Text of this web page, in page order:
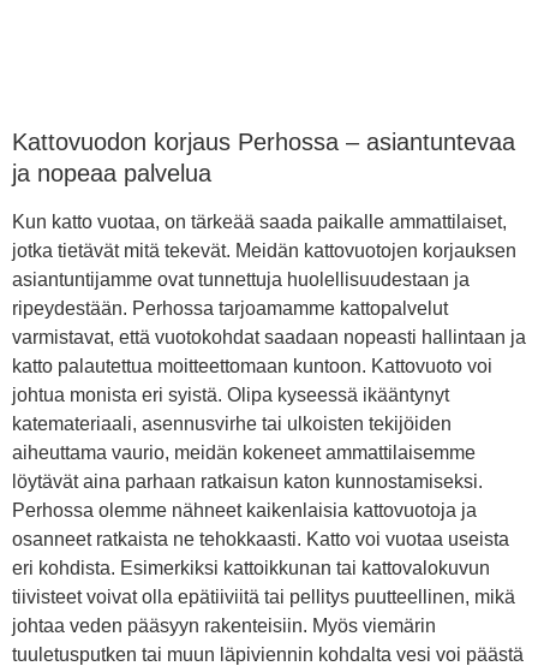
Kattovuodon korjaus Perhossa – asiantuntevaa
ja nopeaa palvelua
Kun katto vuotaa, on tärkeää saada paikalle ammattilaiset,
jotka tietävät mitä tekevät. Meidän kattovuotojen korjauksen
asiantuntijamme ovat tunnettuja huolellisuudestaan ja
ripeydestään. Perhossa tarjoamamme kattopalvelut
varmistavat, että vuotokohdat saadaan nopeasti hallintaan ja
katto palautettua moitteettomaan kuntoon. Kattovuoto voi
johtua monista eri syistä. Olipa kyseessä ikääntynyt
katemateriaali, asennusvirhe tai ulkoisten tekijöiden
aiheuttama vaurio, meidän kokeneet ammattilaisemme
löytävät aina parhaan ratkaisun katon kunnostamiseksi.
Perhossa olemme nähneet kaikenlaisia kattovuotoja ja
osanneet ratkaista ne tehokkaasti. Katto voi vuotaa useista
eri kohdista. Esimerkiksi kattoikkunan tai kattovalokuvun
tiivisteet voivat olla epätiiviitä tai pellitys puutteellinen, mikä
johtaa veden pääsyyn rakenteisiin. Myös viemärin
tuuletusputken tai muun läpiviennin kohdalta vesi voi päästä